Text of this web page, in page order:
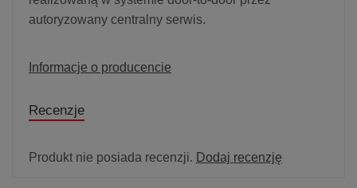
autoryzowany centralny serwis.
Informacje o producencie
Recenzje
Produkt nie posiada recenzji. Dodaj recenzję